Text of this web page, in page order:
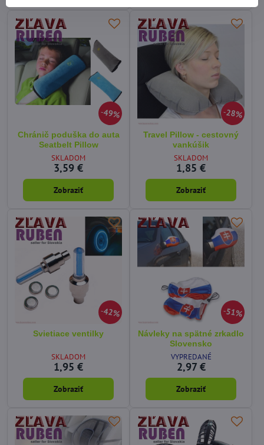
49%
Chránič poduška do auta
Seatbelt Pillow
SKLADOM
3,59 €
Zobraziť
28%
Travel Pillow - cestovný
vankúšik
SKLADOM
1,85 €
Zobraziť
42%
Svietiace ventilky
SKLADOM
1,95 €
Zobraziť
51%
Návleky na spätné zrkadlo
Slovensko
VYPREDANÉ
2,97 €
Zobraziť